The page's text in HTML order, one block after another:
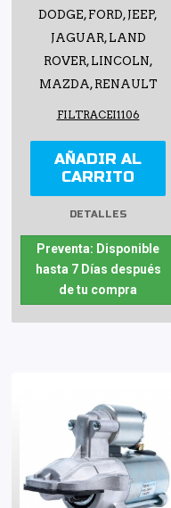
DODGE, FORD, JEEP,
JAGUAR, LAND
ROVER, LINCOLN,
MAZDA, RENAULT
FILTRACEI1106
AÑADIR AL
CARRITO
DETALLES
Preventa: Disponible
hasta 7 Días después
de tu compra